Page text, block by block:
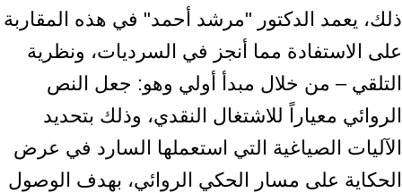
ذلك، يعمد الدكتور "مرشد أحمد" في هذه المقاربة
على الاستفادة مما أنجز في السرديات، ونظرية
التلقي – من خلال مبدأ أولي وهو: جعل النص
الروائي معياراً للاشتغال النقدي، وذلك بتحديد
الآليات الصياغية التي استعملها السارد في عرض
الحكاية على مسار الحكي الروائي، بهدف الوصول